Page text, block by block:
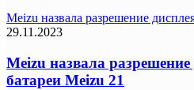
Meizu назвала разрешение
29.11.2023
Meizu назвала
батареи Meizu 21